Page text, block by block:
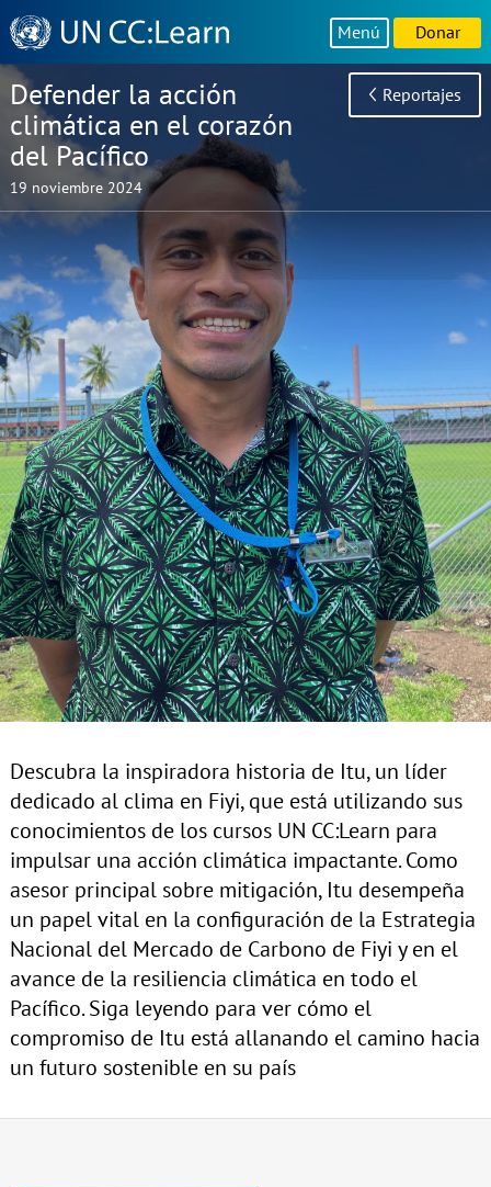
Knowledge
Sharing
Platform
Menú Donar
Defender la acción
climática en el corazón
del Pacífico
19 noviembre 2024
Reportajes
Descubra la inspiradora historia de Itu, un líder
dedicado al clima en Fiyi, que está utilizando sus
conocimientos de los cursos UN CC:Learn para
impulsar una acción climática impactante. Como
asesor principal sobre mitigación, Itu desempeña
un papel vital en la configuración de la Estrategia
Nacional del Mercado de Carbono de Fiyi y en el
avance de la resiliencia climática en todo el
Pacífico. Siga leyendo para ver cómo el
compromiso de Itu está allanando el camino hacia
un futuro sostenible en su país